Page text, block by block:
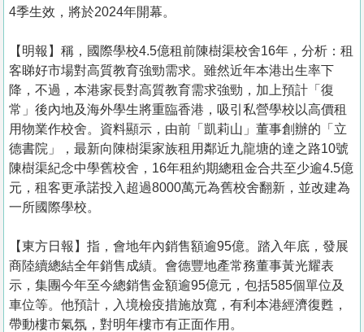
4季生效，將於2024年開幕。
【明報】稱，國際學校4.5億租前陳樹渠校舍16年，分析：租
客睇好市場對高質教育強勁需求。雖然近年本港出生率下
降，不過，本港家長對高質教育需求強勁，加上預計「復
常」後內地及海外學生將重臨香港，吸引私營學校以高價租
用物業作校舍。資料顯示，由前「凱莉山」董事創辦的「立
德書院」，最新向陳樹渠家族租用鄰近九龍塘的達之路10號
陳樹渠紀念中學舊校舍，16年租約期總租金合共至少逾4.5億
元，租客更承諾投入超過8000萬元為舊校舍翻新，並改建為
一所國際學校。
【東方日報】指，會地年內銷售額逾95億。踏入年底，發展
商陸續總結全年銷售成績。會德豐地產常務董事黃光耀表
示，集團今年至今總銷售金額逾95億元，包括585個單位及
車位等。他預計，入境檢疫措施放寬，有利本港經濟復甦，
帶動樓市氣氛，對明年樓市有正面作用。